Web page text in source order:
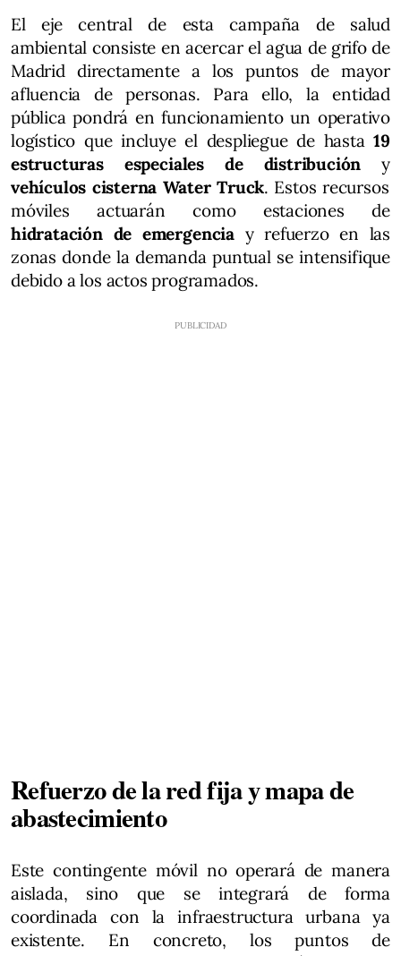
El eje central de esta campaña de salud
ambiental consiste en acercar el agua de grifo de
Madrid directamente a los puntos de mayor
afluencia de personas. Para ello, la entidad
pública pondrá en funcionamiento un operativo
logístico que incluye el despliegue de hasta19
estructuras especiales de distribucióny
vehículos cisterna Water Truck. Estos recursos
móviles actuarán como estaciones de
hidratación de emergencia y refuerzo en las
zonas donde la demanda puntual se intensifique
debido a los actos programados.
Refuerzo de la red fija y mapa de
abastecimiento
Este contingente móvil no operará de manera
aislada, sino que se integrará de forma
coordinada con la infraestructura urbana ya
existente. En concreto, los puntos de